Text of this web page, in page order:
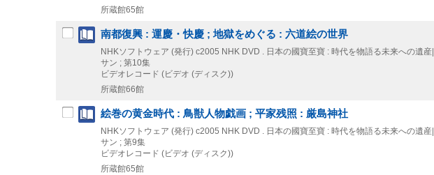
所蔵館65館
南都復興 : 運慶・快慶 ; 地獄をめぐる : 六道絵の世界
NHKソフトウェア (発行) c2005 NHK DVD . 日本の國寶至寶 : 時代を物語る未来への遺
サン ; 第10集
ビデオレコード (ビデオ (ディスク))
所蔵館66館
絵巻の黄金時代 : 鳥獣人物戯画 ; 平家残照 : 厳島神社
NHKソフトウェア (発行) c2005 NHK DVD . 日本の國寶至寶 : 時代を物語る未来への遺
サン ; 第9集
ビデオレコード (ビデオ (ディスク))
所蔵館65館